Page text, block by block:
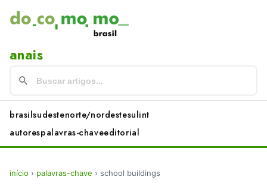
anais
brasilsudestenorte/nordestesulint
autorespalavras-chaveeditorial
início › palavras-chave › school buildings